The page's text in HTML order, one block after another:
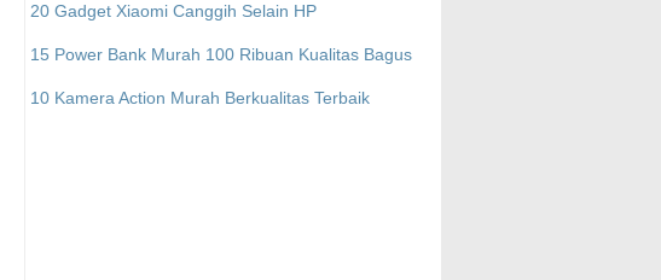
20 Gadget Xiaomi Canggih Selain HP
15 Power Bank Murah 100 Ribuan Kualitas Bagus
10 Kamera Action Murah Berkualitas Terbaik